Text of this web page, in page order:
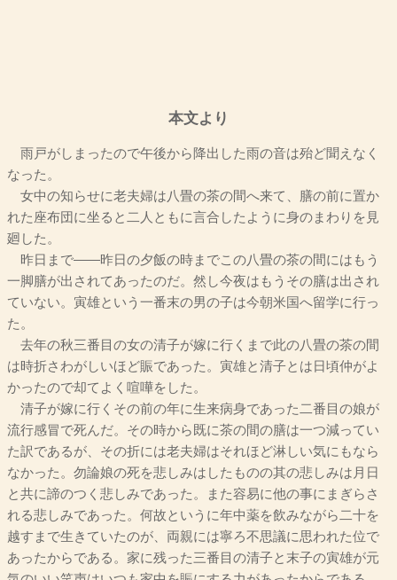
本文より
雨戸がしまったので午後から降出した雨の音は殆ど聞えなく
なった。
女中の知らせに老夫婦は八畳の茶の間へ来て、膳の前に置か
れた座布団に坐ると二人ともに言合したように身のまわりを見
廻した。
昨日まで――昨日の夕飯の時までこの八畳の茶の間にはもう
一脚膳が出されてあったのだ。然し今夜はもうその膳は出され
ていない。寅雄という一番末の男の子は今朝米国へ留学に行っ
た。
去年の秋三番目の女の清子が嫁に行くまで此の八畳の茶の間
は時折さわがしいほど賑であった。寅雄と清子とは日頃仲がよ
かったので却てよく喧嘩をした。
清子が嫁に行くその前の年に生来病身であった二番目の娘が
流行感冒で死んだ。その時から既に茶の間の膳は一つ減ってい
た訳であるが、その折には老夫婦はそれほど淋しい気にもなら
なかった。勿論娘の死を悲しみはしたものの其の悲しみは月日
と共に諦のつく悲しみであった。また容易に他の事にまぎらさ
れる悲しみであった。何故というに年中薬を飲みながら二十を
越すまで生きていたのが、両親には寧ろ不思議に思われた位で
あったからである。家に残った三番目の清子と末子の寅雄が元